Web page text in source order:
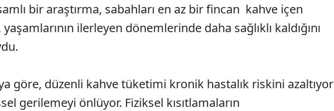
bir araştırma, sabahları en az bir fincan kahve içen
yaşamlarının ilerleyen dönemlerinde daha sağlıklı kaldığını
göre, düzenli kahve tüketimi kronik hastalık riskini azaltıyor
gerilemeyi önlüyor. Fiziksel kısıtlamaların